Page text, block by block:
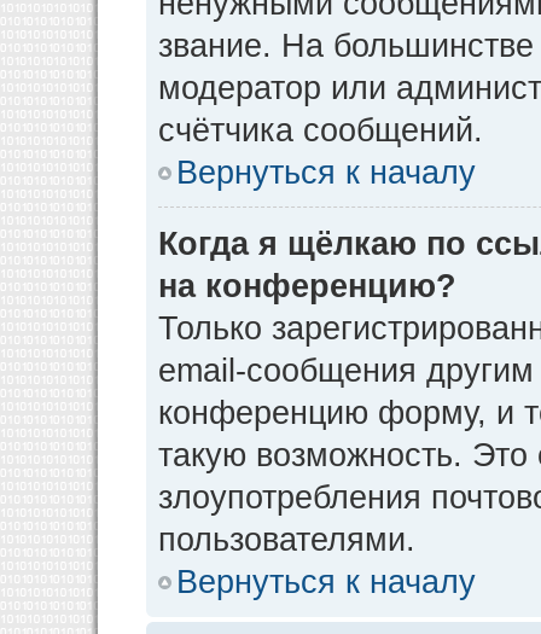
звание. На
модератор или
счётчика сообщений.
Вернуться к началу
Когда я щёлкаю по
на конференцию?
Только
email-сообщения
конференцию форму, и
такую возможность. Это
злоупотребления
пользователями.
Вернуться к началу